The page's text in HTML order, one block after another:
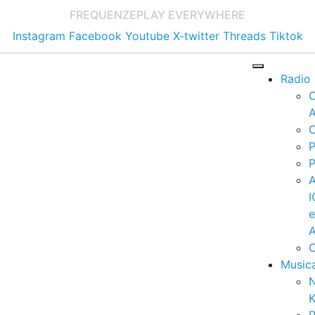
FREQUENZEPLAY EVERYWHERE
Instagram Facebook Youtube X-twitter Threads Tiktok
Radio
e